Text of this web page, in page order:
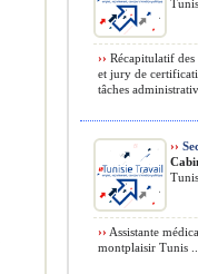
›› Récapitulatif
et jury de
tâches
››
›› Assistante
montplaisir Tunis